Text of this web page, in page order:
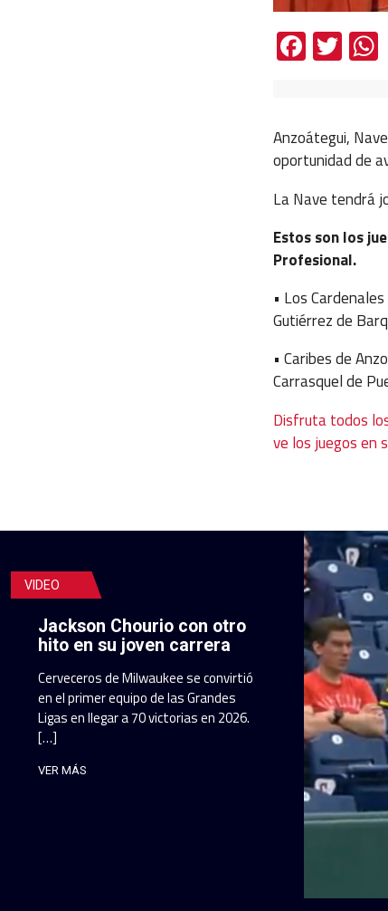
Anzoátegui,
oportunidad de
La Nave tendrá
Estos son los
Profesional.
• Los
Gutiérrez de
• Caribes de
Carrasquel de
Disfruta todos
ve los juegos en
VIDEO
Jackson Chourio con otro
hito en su joven carrera
Cerveceros de Milwaukee se convirtió
en el primer equipo de las Grandes
Ligas en llegar a 70 victorias en 2026.
[…]
VER MÁS